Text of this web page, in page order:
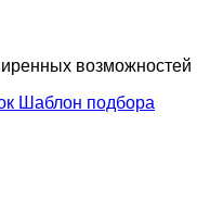
возможностей
Шаблон подбора